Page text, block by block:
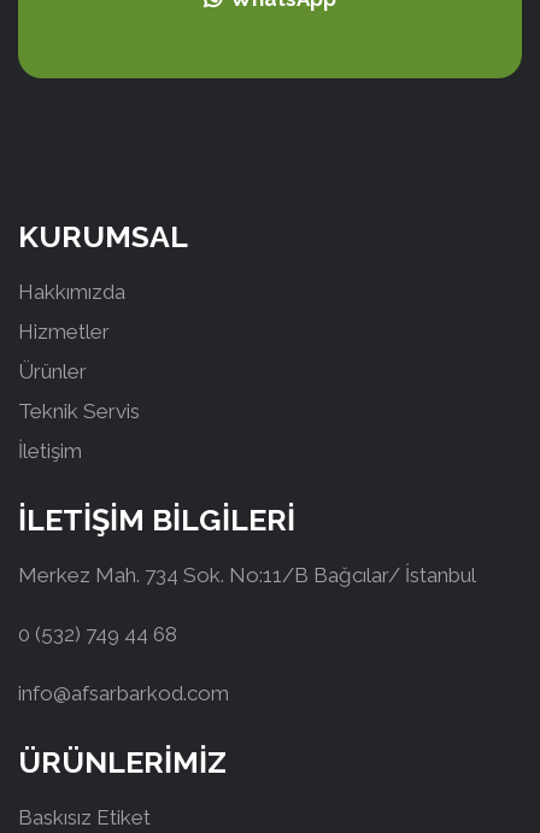
KURUMSAL
Hakkımızda
Hizmetler
Ürünler
Teknik Servis
İletişim
İLETİŞİM BİLGİLERİ
Merkez Mah. 734 Sok. No:11/B Bağcılar/ İstanbul
0 (532) 749 44 68
info@afsarbarkod.com
ÜRÜNLERİMİZ
Baskısız Etiket